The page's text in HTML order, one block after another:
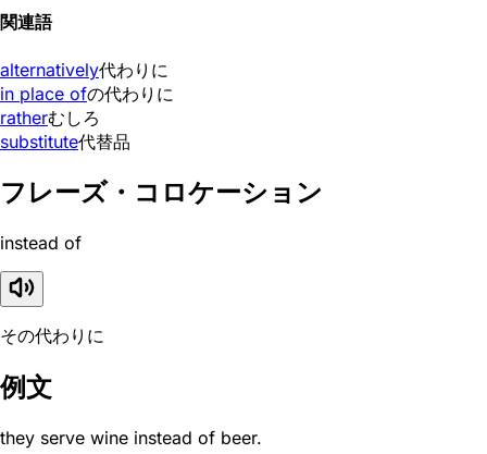
関連語
alternatively代わりに
in place ofの代わりに
ratherむしろ
substitute代替品
フレーズ・コロケーション
instead of
その代わりに
例文
they serve wine instead of beer.